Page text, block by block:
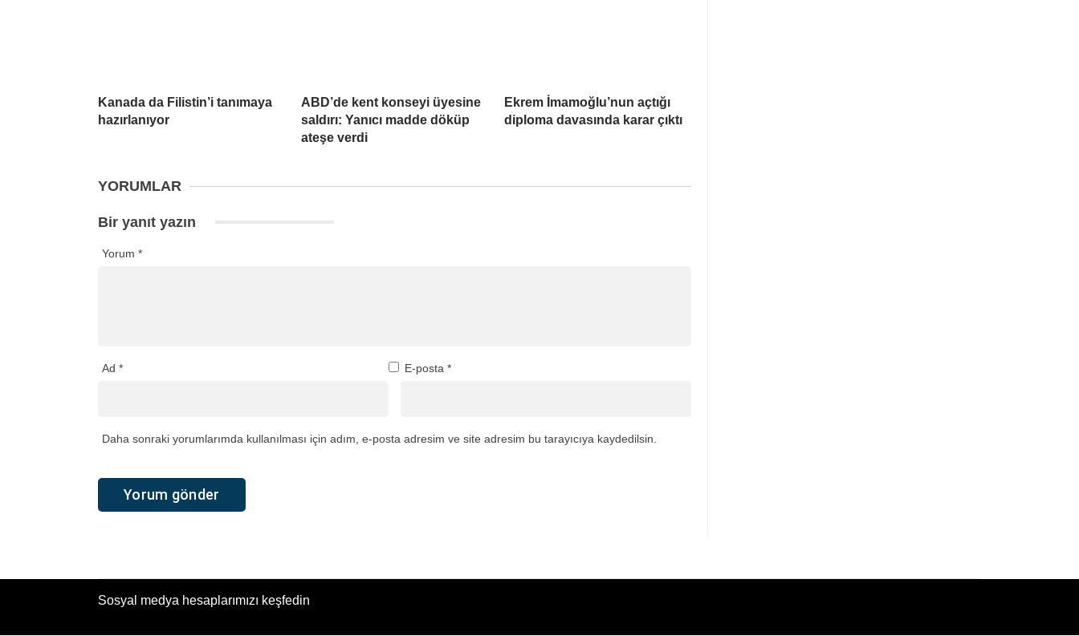
Kanada da Filistin’i tanımaya
hazırlanıyor
ABD’de kent konseyi üyesine
saldırı: Yanıcı madde döküp
ateşe verdi
Ekrem İmamoğlu’nun açtığı
diploma davasında karar çıktı
YORUMLAR
Bir yanıt yazın
Yorum *
Ad * E-posta *
Daha sonraki yorumlarımda kullanılması için adım, e-posta adresim ve site adresim bu tarayıcıya kaydedilsin.
Sosyal medya hesaplarımızı keşfedin